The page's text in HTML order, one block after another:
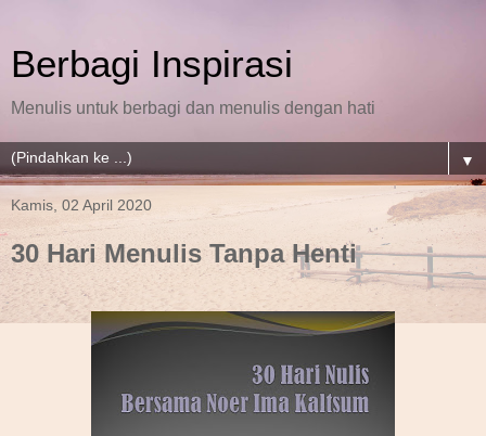
Berbagi Inspirasi
Menulis untuk berbagi dan menulis dengan hati
▼
Kamis, 02 April 2020
30 Hari Menulis Tanpa Henti